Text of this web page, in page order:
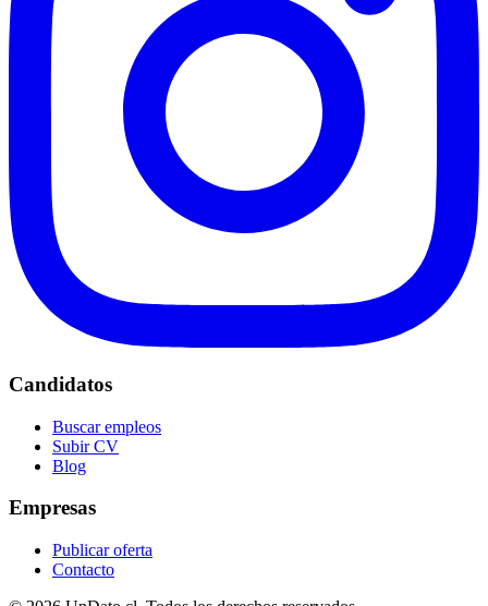
Candidatos
Buscar empleos
Subir CV
Blog
Empresas
Publicar oferta
Contacto